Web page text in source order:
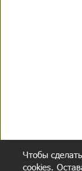
Чтобы
cookies.